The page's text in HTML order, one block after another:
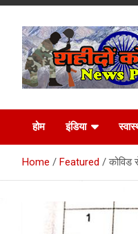
Latest
Hindi
होम इंडिया
Home Featured